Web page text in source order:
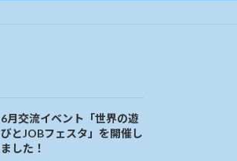
6月交流イベント「世界の遊
びとJOBフェスタ」を開催し
ました！